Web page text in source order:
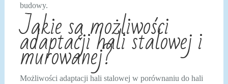
budowy.
Jakie są możliwości
adaptacji hali stalowej i
murowanej?
Możliwości adaptacji hali stalowej w porównaniu do hali